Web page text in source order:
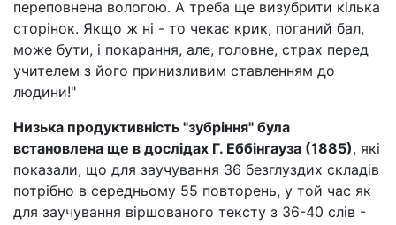
переповнена вологою. А треба ще визубрити кілька
сторінок. Якщо ж ні - то чекає крик, поганий бал,
може бути, і покарання, але, головне, страх перед
учителем з його принизливим ставленням до
людини!"
Низька продуктивність "зубріння" була
встановлена ще в дослідах Г. Еббінгауза (1885), які
показали, що для заучування 36 безглуздих складів
потрібно в середньому 55 повторень, у той час як
для заучування віршованого тексту з 36-40 слів -